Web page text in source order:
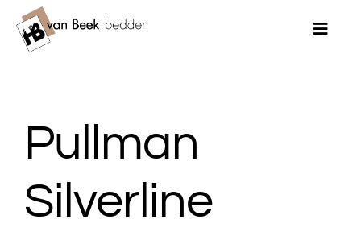
naar
Toggle
Merken
Matrassen
Pullman
Silverline